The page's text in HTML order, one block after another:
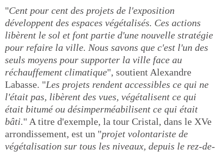
"Cent pour cent des projets de l'exposition
développent des espaces végétalisés. Ces actions
libèrent le sol et font partie d'une nouvelle stratégie
pour refaire la ville. Nous savons que c'est l'un des
seuls moyens pour supporter la ville face au
réchauffement climatique", soutient Alexandre
Labasse. "Les projets rendent accessibles ce qui ne
l'était pas, libèrent des vues, végétalisent ce qui
était bitumé ou désimperméabilisent ce qui était
bâti." A titre d'exemple, la tour Cristal, dans le XVe
arrondissement, est un "projet volontariste de
végétalisation sur tous les niveaux, depuis le rez-de-